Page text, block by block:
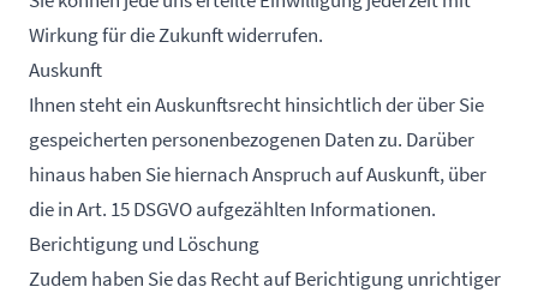
Wirkung für die Zukunft widerrufen.
Auskunft
Ihnen steht ein Auskunftsrecht hinsichtlich der über Sie
gespeicherten personenbezogenen Daten zu. Darüber
hinaus haben Sie hiernach Anspruch auf Auskunft, über
die in Art. 15 DSGVO aufgezählten Informationen.
Berichtigung und Löschung
Zudem haben Sie das Recht auf Berichtigung unrichtiger